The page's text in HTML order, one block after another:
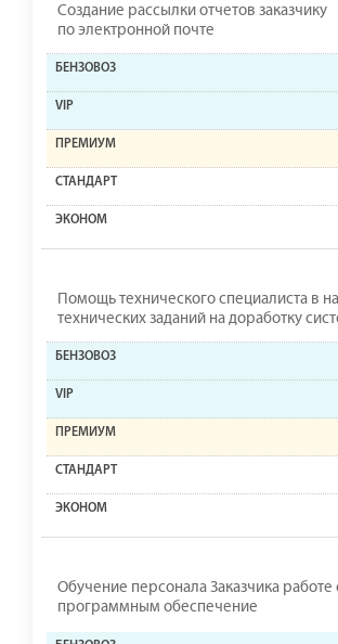
Создание рассылки отчетов заказчику
по электронной почте
Помощь технического специалиста в
технических заданий на доработку
Обучение персонала Заказчика работе
программным обеспечение